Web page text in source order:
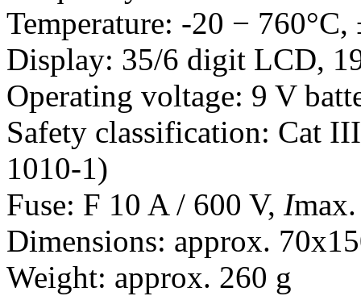
Temperature: -20 − 760°C,
Display: 35/6 digit LCD,
Operating voltage: 9 V
Safety classification: Cat
1010-1)
Fuse: F 10 A / 600 V, I
Dimensions: approx.
Weight: approx. 260 g